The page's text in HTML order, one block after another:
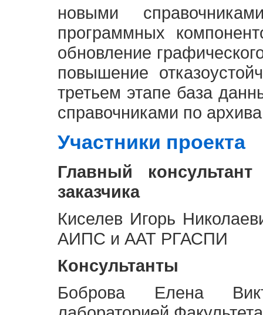
новыми
программных
обновление
повышение
третьем этапе база
справочниками по
Участники проекта
Главный
заказчика
Киселев Игорь
АИПС и ААТ РГАСПИ
Консультанты
Боброва Елена